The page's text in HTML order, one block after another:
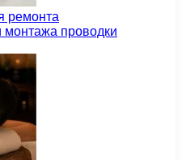
ремонта
монтажа проводки